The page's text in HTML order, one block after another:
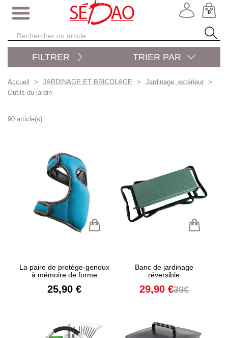
0
FILTRER TRIER PAR
Accueil JARDINAGE ET BRICOLAGE
Jardinage, extérieur
Outils du jardin
90 article(s)
La paire de protège-genoux
à mémoire de forme
25,90 €
Banc de jardinage
réversible
29,90 €39€